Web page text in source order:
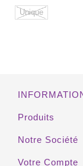
HORS
Unique
Produits
Notre Société
Votre Compte